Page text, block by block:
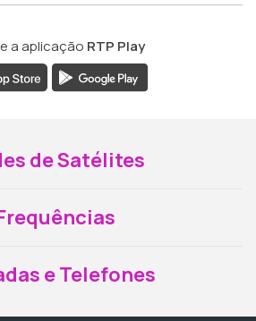
a aplicação RTP Play
de Satélites
e Telefones